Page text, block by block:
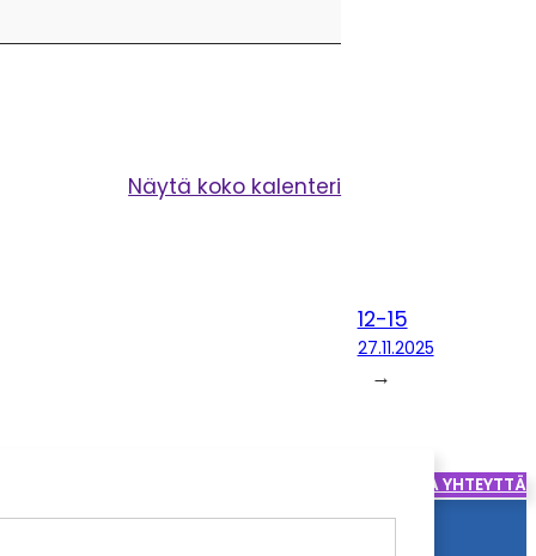
Näytä koko kalenteri
12-15
27.11.2025
→
OTA YHTEYTTÄ